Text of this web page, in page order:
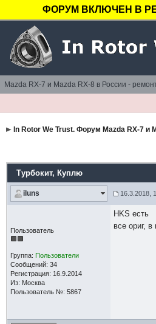
ФОРУМ ВКЛЮЧЕН В
Mazda RX-7 и Mazda RX-8 в России -
In Rotor We Trust. Форум Mazda RX-7 и
Турбокит, Куплю
iluns 16.3.2018,
Пользователь
Группа: Пользователи
Сообщений: 34
Регистрация: 16.9.2014
Из: Москва
Пользователь №: 5867
HKS есть
все ориг, в